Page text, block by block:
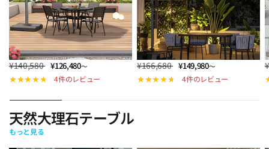
¥140,580 ¥126,480～
4件のレビュー
¥166,680 ¥149,980～
4件のレビュー
天然大理石テーブル
もっと見る